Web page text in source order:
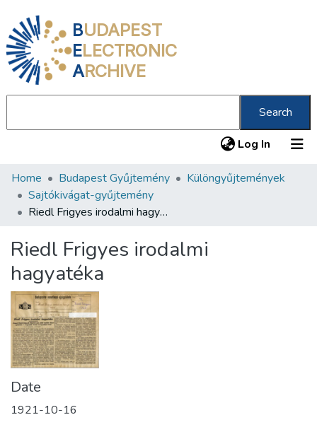
BUDAPEST
ELECTRONIC
ARCHIVE
Search
Log In (current)
Communities & Collections
All of DSpace
About us
Home Budapest Gyűjtemény
Különgyűjtemények
Sajtókivágat-gyűjtemény
Riedl Frigyes irodalmi hagyatéka
Riedl Frigyes irodalmi
hagyatéka
Date
1921-10-16